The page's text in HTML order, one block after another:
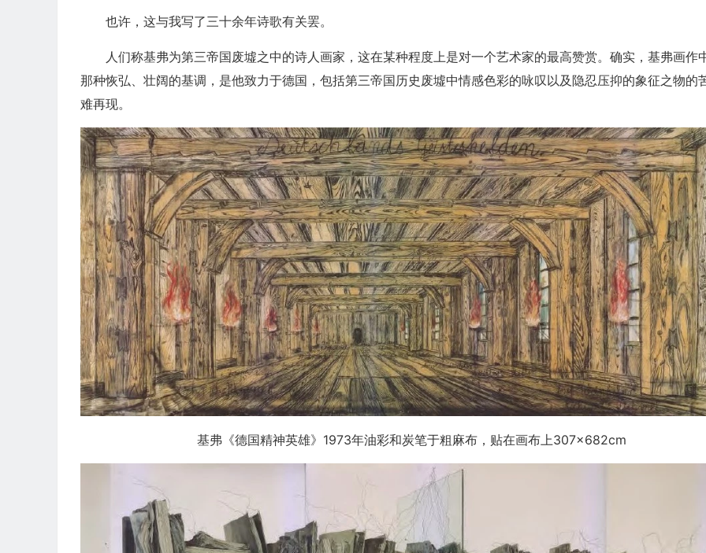
也许，这与我写了三十余年诗歌有关罢。
人们称基弗为第三帝国废墟之中的诗人画家，这在某种程度上是对一个艺术家的最高赞赏。确实，基弗画作
那种恢弘、壮阔的基调，是他致力于德国，包括第三帝国历史废墟中情感色彩的咏叹以及隐忍压抑的象征之物的
难再现。
基弗《德国精神英雄》1973年油彩和炭笔于粗麻布，贴在画布上307×682cm